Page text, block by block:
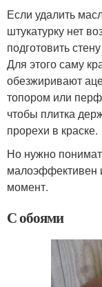
Если удалить
штукатурку нет
подготовить
Для этого саму
обезжиривают
топором или
чтобы плитка
прорехи в краске.
Но нужно
малоэффективен
момент.
С обоями